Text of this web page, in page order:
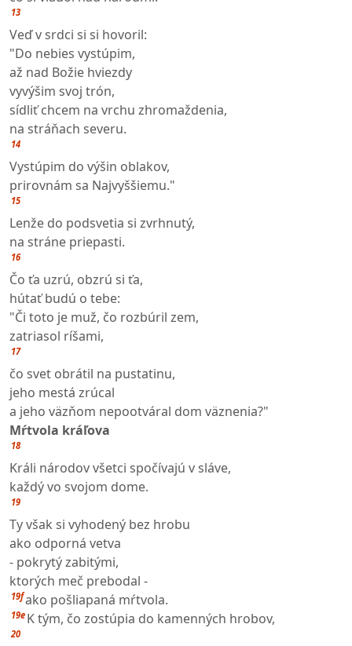
13
Veď v srdci si si hovoril:
"Do nebies vystúpim,
až nad Božie hviezdy
vyvýšim svoj trón,
sídliť chcem na vrchu zhromaždenia,
na stráňach severu.
14
Vystúpim do výšin oblakov,
prirovnám sa Najvyššiemu."
15
Lenže do podsvetia si zvrhnutý,
na stráne priepasti.
16
Čo ťa uzrú, obzrú si ťa,
hútať budú o tebe:
"Či toto je muž, čo rozbúril zem,
zatriasol ríšami,
17
čo svet obrátil na pustatinu,
jeho mestá zrúcal
a jeho väzňom nepootváral dom väznenia?"
Mŕtvola kráľova
18
Králi národov všetci spočívajú v sláve,
každý vo svojom dome.
19
Ty však si vyhodený bez hrobu
ako odporná vetva
- pokrytý zabitými,
ktorých meč prebodal -
19fako pošliapaná mŕtvola.
19e K tým, čo zostúpia do kamenných hrobov,
20